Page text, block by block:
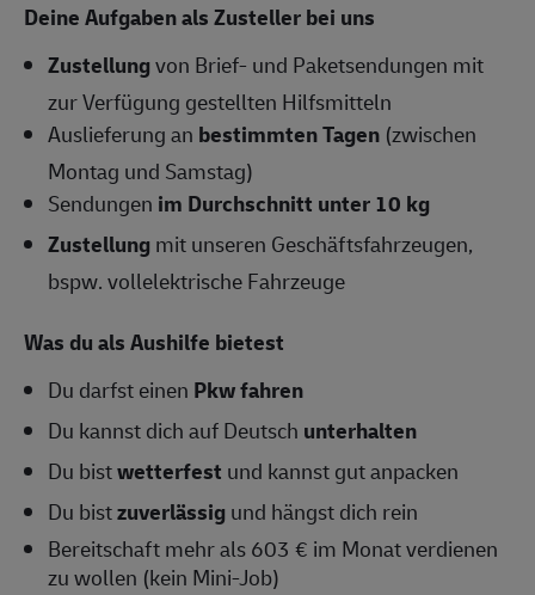
Deine Aufgaben als Zusteller bei uns
Zustellungvon Brief- und Paketsendungen mit
zur Verfügung gestellten Hilfsmitteln
Auslieferung an bestimmten Tagen (zwischen
Montag und Samstag)
Sendungen im Durchschnitt unter 10 kg
Zustellungmit unseren Geschäftsfahrzeugen,
bspw. vollelektrische Fahrzeuge
Was du als Aushilfe bietest
Du darfst einen Pkw fahren
Du kannst dich auf Deutsch unterhalten
Du bistwetterfest und kannst gut anpacken
Du bistzuverlässigund hängst dich rein
Bereitschaft mehr als 603 € im Monat verdienen
zu wollen (kein Mini-Job)